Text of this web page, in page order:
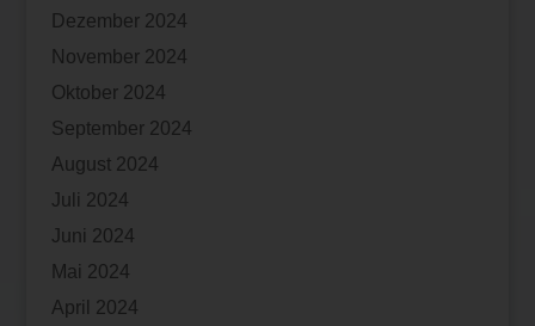
Dezember 2024
November 2024
Oktober 2024
September 2024
August 2024
Juli 2024
Juni 2024
Mai 2024
April 2024